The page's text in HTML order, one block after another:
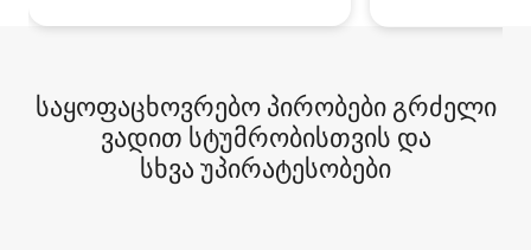
საყოფაცხოვრებო პირობები გრძელი
ვადით სტუმრობისთვის და
სხვა უპირატესობები